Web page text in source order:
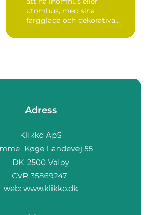
utomhus, med sina
färgglada och dekorativa
Adress
web: www.klikko.dk